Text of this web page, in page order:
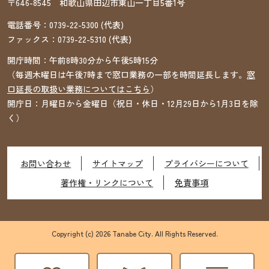
電話番号： 0739-22-5300 (代表)
ファックス： 0739-22-5310 (代表)
開庁時間：午前8時30分から午後5時15分
（毎週木曜日は午後7時まで窓口業務の一部を時間延長します。 窓
口延長の取扱い業務についてはこちら）
開庁日：月曜日から金曜日（祝日・休日・12月29日から1月3日を除
く）
お問い合わせ サイトマップ
プライバシーについて
著作権・リンクについて
免責事項
Copyright (c) 2026 Tanabe City. All Rights Reserved.